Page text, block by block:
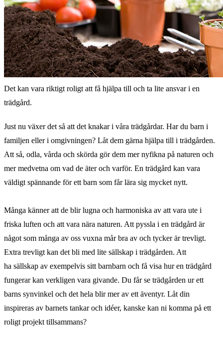
Det kan vara riktigt roligt att få hjälpa till och ta lite ansvar i en
trädgård.
Just nu växer det så att det knakar i våra trädgårdar. Har du barn i
familjen eller i omgivningen? Låt dem gärna hjälpa till i trädgården.
Att så, odla, vårda och skörda gör dem mer nyfikna på naturen och
mer medvetna om vad de äter och varför. En trädgård kan vara
väldigt spännande för ett barn som får lära sig mycket nytt.
Många känner att de blir lugna och harmoniska av att vara ute i
friska luften och att vara nära naturen. Att pyssla i en trädgård är
något som många av oss vuxna mår bra av och tycker är trevligt.
Extra trevligt kan det bli med lite sällskap i trädgården. Att
ha sällskap av exempelvis sitt barnbarn och få visa hur en trädgård
fungerar kan verkligen vara givande. Du får se trädgården ur ett
barns synvinkel och det hela blir mer av ett äventyr. Låt din
inspireras av barnets tankar och idéer, kanske kan ni komma på ett
roligt projekt tillsammans?